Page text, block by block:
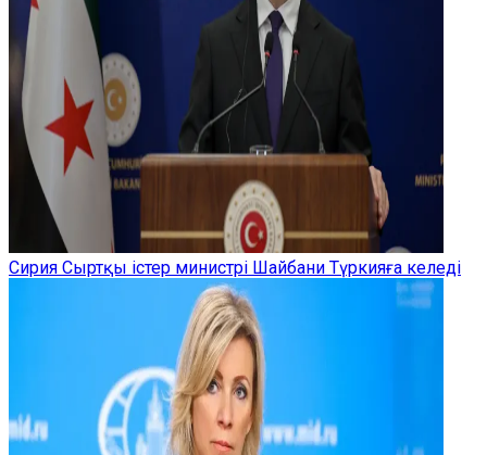
Сирия Сыртқы істер министрі Шайбани Түркияға келеді